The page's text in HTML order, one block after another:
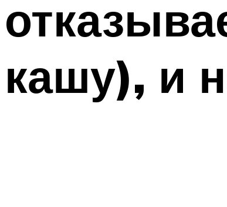
кашу), и